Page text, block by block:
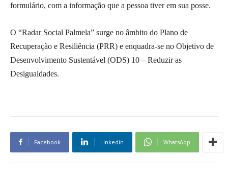
formulário, com a informação que a pessoa tiver em sua posse.
O “Radar Social Palmela” surge no âmbito do Plano de
Recuperação e Resiliência (PRR) e enquadra-se no Objetivo de
Desenvolvimento Sustentável (ODS) 10 – Reduzir as
Desigualdades.
Facebook Linkedin WhatsApp